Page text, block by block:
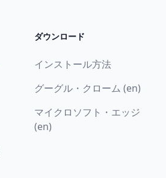
ダウンロード
インストール方法
グーグル・クローム (en)
マイクロソフト・エッジ
(en)